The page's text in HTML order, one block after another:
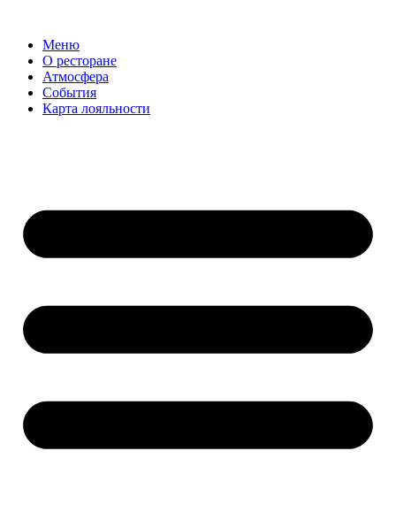
Меню
О ресторане
Атмосфера
События
Карта лояльности